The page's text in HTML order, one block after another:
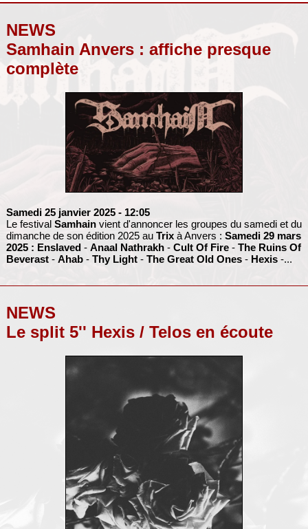
NEWS
Samhain Anvers : affiche presque
complète
Samedi 25 janvier 2025 - 12:05
Le festival Samhainvient d'annoncer les groupes du samedi et du
dimanche de son édition 2025 au Trixà Anvers : Samedi 29 mars
2025 : Enslaved- Anaal Nathrakh- Cult Of Fire- The Ruins Of
Beverast- Ahab- Thy Light- The Great Old Ones- Hexis-...
NEWS
Le split 5'' Hexis / Telos en écoute